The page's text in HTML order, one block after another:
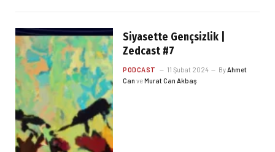
Siyasette Gençsizlik |
Zedcast #7
PODCAST 11 Şubat 2024 By Ahmet
Can veMurat Can Akbaş